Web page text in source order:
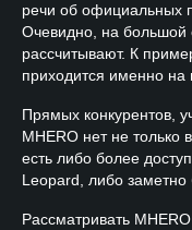
речи об официальных
Очевидно, на большой
рассчитывают. К
приходится именно на
Прямых конкурентов,
MHERO нет не только
есть либо более
Leopard, либо заметно
Рассматривать